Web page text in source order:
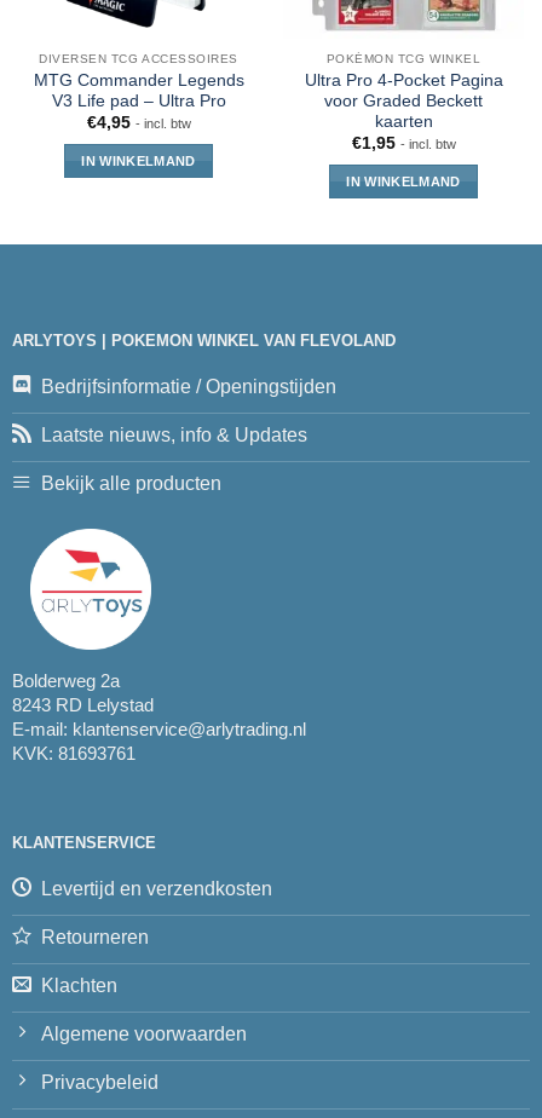
DIVERSEN TCG ACCESSOIRES
MTG Commander Legends
V3 Life pad – Ultra Pro
€4,95 - incl. btw
IN WINKELMAND
POKÉMON TCG WINKEL
Ultra Pro 4-Pocket Pagina
voor Graded Beckett
kaarten
€1,95 - incl. btw
IN WINKELMAND
ARLYTOYS | POKEMON WINKEL VAN FLEVOLAND
Bedrijfsinformatie / Openingstijden
Laatste nieuws, info & Updates
Bekijk alle producten
Bolderweg 2a
8243 RD Lelystad
E-mail: klantenservice@arlytrading.nl
KVK: 81693761
KLANTENSERVICE
Levertijd en verzendkosten
Retourneren
Klachten
Algemene voorwaarden
Privacybeleid